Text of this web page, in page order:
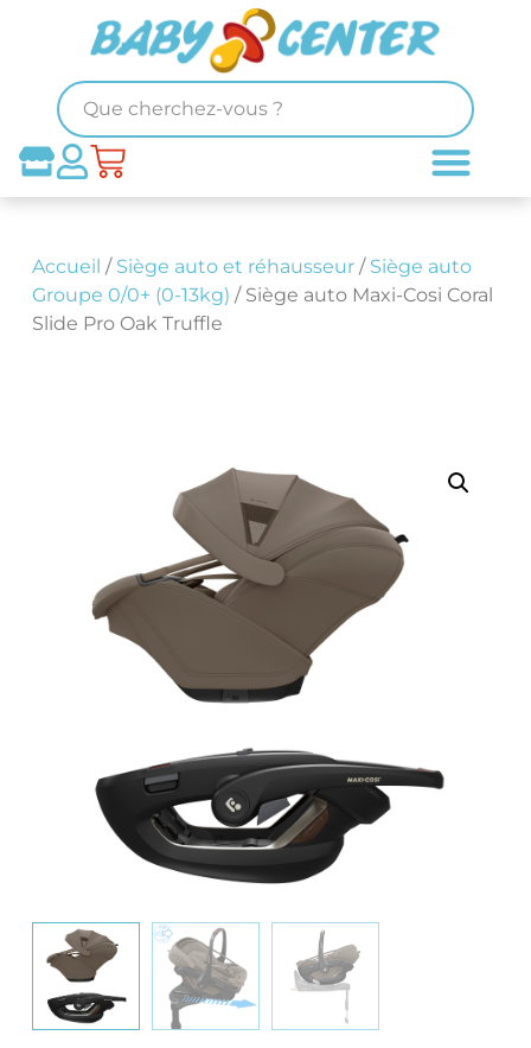
Accueil / Siège auto et réhausseur/ Siège auto
Groupe 0/0+ (0-13kg) / Siège auto Maxi-Cosi Coral
Slide Pro Oak Truffle